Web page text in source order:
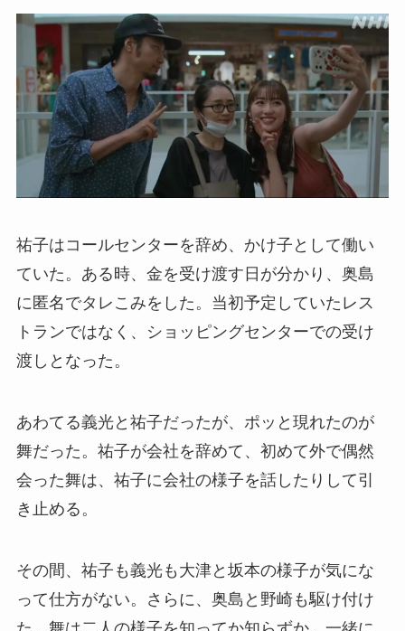
祐子はコールセンターを辞め、かけ子として働い
ていた。ある時、金を受け渡す日が分かり、奥島
に匿名でタレこみをした。当初予定していたレス
トランではなく、ショッピングセンターでの受け
渡しとなった。
あわてる義光と祐子だったが、ポッと現れたのが
舞だった。祐子が会社を辞めて、初めて外で偶然
会った舞は、祐子に会社の様子を話したりして引
き止める。
その間、祐子も義光も大津と坂本の様子が気にな
って仕方がない。さらに、奥島と野崎も駆け付け